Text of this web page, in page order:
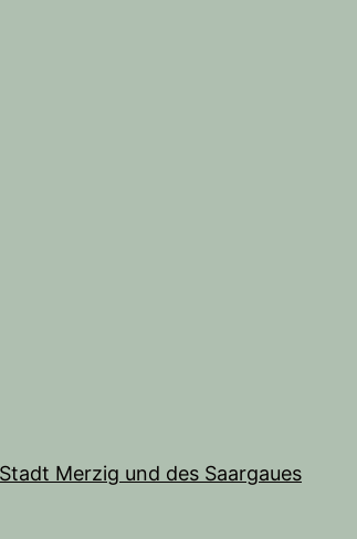
Merzig und des Saargaues